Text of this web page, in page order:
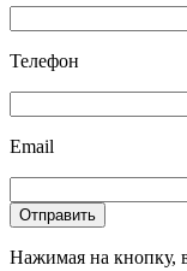
Телефон
Email
Отправить
Нажимая на кнопку,